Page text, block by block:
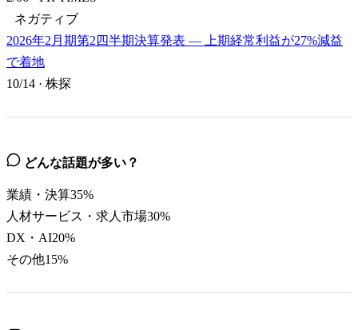
ネガティブ
2026年2月期第2四半期決算発表 — 上期経常利益が27%減益
で着地
10/14 · 株探
どんな話題が多い？
業績・決算35%
人材サービス・求人市場30%
DX・AI20%
その他15%